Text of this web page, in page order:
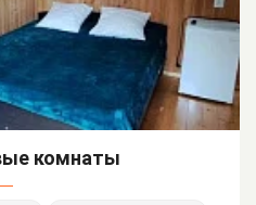
комнаты